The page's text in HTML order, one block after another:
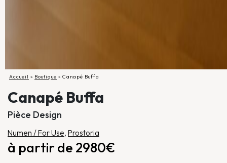
Accueil » Boutique » Canapé Buffa
Canapé Buffa
Pièce Design
Numen / For Use, Prostoria
à partir de 2980€